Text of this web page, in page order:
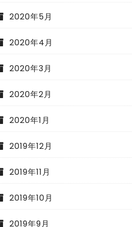
2020年5月
2020年4月
2020年3月
2020年2月
2020年1月
2019年12月
2019年11月
2019年10月
2019年9月